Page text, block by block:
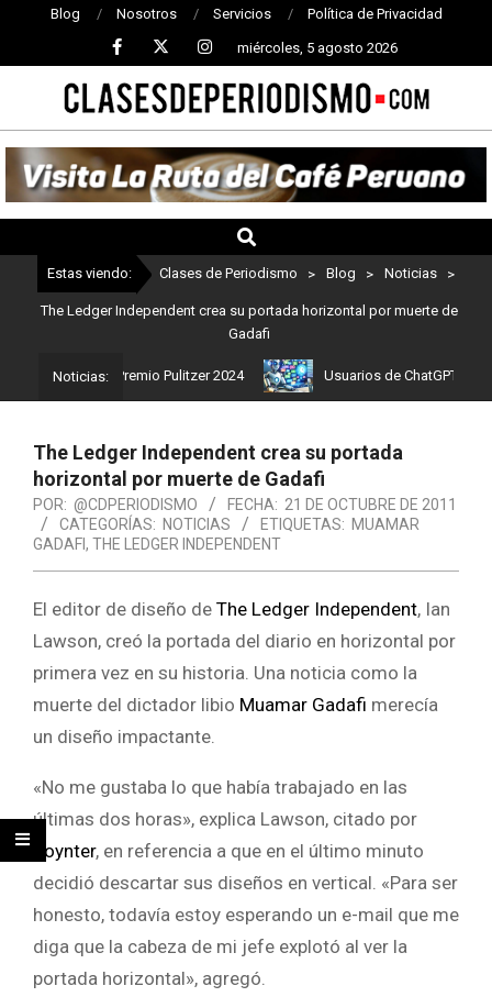
Blog Nosotros Servicios Política de Privacidad
miércoles, 5 agosto 2026
CLASES
DE
PERIODISMO
Estas viendo: Clases de Periodismo > Blog > Noticias >
The Ledger Independent crea su portada horizontal por muerte de
Gadafi
Noticias:
del Premio Pulitzer 2024 Usuarios de ChatGPT
The Ledger Independent crea su portada
horizontal por muerte de Gadafi
POR: @CDPERIODISMO FECHA: 21 DE OCTUBRE DE 2011
CATEGORÍAS: NOTICIAS ETIQUETAS: MUAMAR
GADAFI, THE LEDGER INDEPENDENT
El editor de diseño de The Ledger Independent, Ian
Lawson, creó la portada del diario en horizontal por
primera vez en su historia. Una noticia como la
muerte del dictador libio Muamar Gadafi merecía
un diseño impactante.
«No me gustaba lo que había trabajado en las
últimas dos horas», explica Lawson, citado por
Poynter, en referencia a que en el último minuto
decidió descartar sus diseños en vertical. «Para ser
honesto, todavía estoy esperando un e-mail que me
diga que la cabeza de mi jefe explotó al ver la
portada horizontal», agregó.